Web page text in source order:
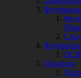
ОСН
Полиция